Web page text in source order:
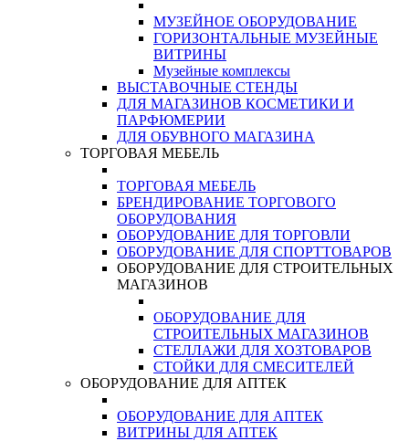
МУЗЕЙНОЕ ОБОРУДОВАНИЕ
ГОРИЗОНТАЛЬНЫЕ МУЗЕЙНЫЕ
ВИТРИНЫ
Музейные комплексы
ВЫСТАВОЧНЫЕ СТЕНДЫ
ДЛЯ МАГАЗИНОВ КОСМЕТИКИ И
ПАРФЮМЕРИИ
ДЛЯ ОБУВНОГО МАГАЗИНА
ТОРГОВАЯ МЕБЕЛЬ
ТОРГОВАЯ МЕБЕЛЬ
БРЕНДИРОВАНИЕ ТОРГОВОГО
ОБОРУДОВАНИЯ
ОБОРУДОВАНИЕ ДЛЯ ТОРГОВЛИ
ОБОРУДОВАНИЕ ДЛЯ СПОРТТОВАРОВ
ОБОРУДОВАНИЕ ДЛЯ СТРОИТЕЛЬНЫХ
МАГАЗИНОВ
ОБОРУДОВАНИЕ ДЛЯ
СТРОИТЕЛЬНЫХ МАГАЗИНОВ
СТЕЛЛАЖИ ДЛЯ ХОЗТОВАРОВ
СТОЙКИ ДЛЯ СМЕСИТЕЛЕЙ
ОБОРУДОВАНИЕ ДЛЯ АПТЕК
ОБОРУДОВАНИЕ ДЛЯ АПТЕК
ВИТРИНЫ ДЛЯ АПТЕК